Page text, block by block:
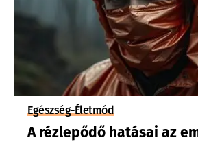
Egészség-Életmód
A rézlepődő hatásai az